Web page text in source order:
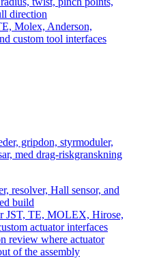
direction
Molex, Anderson,
custom tool interfaces
gripdon, styrmoduler,
med drag-riskgranskning
resolver, Hall sensor, and
build
JST, TE, MOLEX, Hirose,
actuator interfaces
review where actuator
of the assembly